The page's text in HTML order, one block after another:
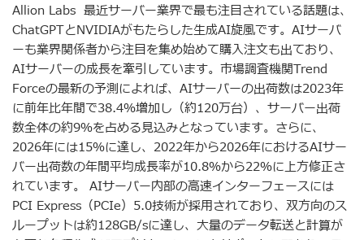
Allion Labs 最近サーバー業界で最も注目されている話題は、
ChatGPTとNVIDIAがもたらした生成AI旋風です。AIサーバ
ーも業界関係者から注目を集め始めて購入注文も出ており、
AIサーバーの成長を牽引しています。市場調査機関Trend
Forceの最新の予測によれば、AIサーバーの出荷数は2023年
に前年比年間で38.4％増加し（約120万台）、サーバー出荷
数全体の約9％を占める見込みとなっています。さらに、
2026年には15％に達し、2022年から2026年におけるAIサー
バー出荷数の年間平均成長率が10.8％から22％に上方修正さ
れています。 AIサーバー内部の高速インターフェースには
PCI Express（PCIe）5.0技術が採用されており、双方向のス
ループットは約128GB/sに達し、大量のデータ転送と計算が